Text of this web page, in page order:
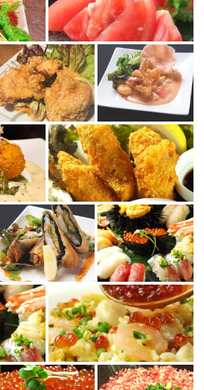
店舗情報をシェアする
チン ゴリラ
条西５丁目 ジャパンランドビル1階
店情報をコピー
閉じる